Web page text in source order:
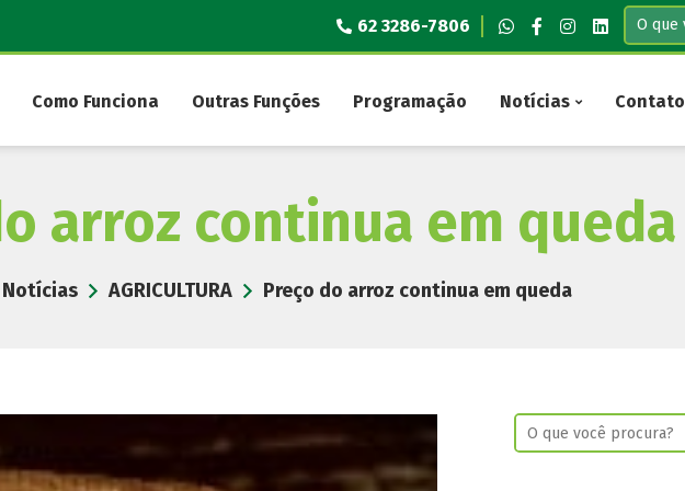
62 3286-7806
Como Funciona Outras Funções Programação Notícias Contato
arroz continua em queda
Notícias AGRICULTURA Preço do arroz continua em queda